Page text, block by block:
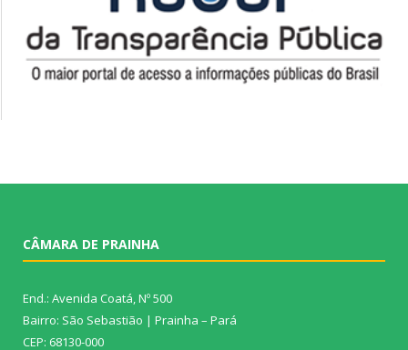
CÂMARA DE PRAINHA
End.: Avenida Coatá, Nº 500
Bairro: São Sebastião | Prainha – Pará
CEP: 68130-000